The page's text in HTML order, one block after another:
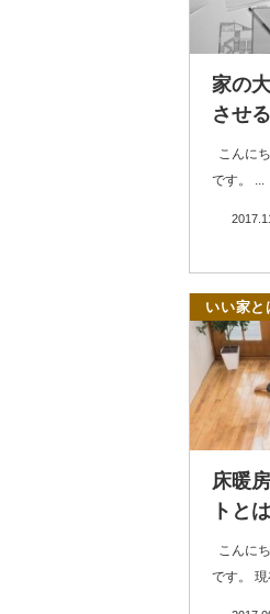
家の
させ
こんに
です。 ...
いい家と
床暖
トと
こんに
です。 現